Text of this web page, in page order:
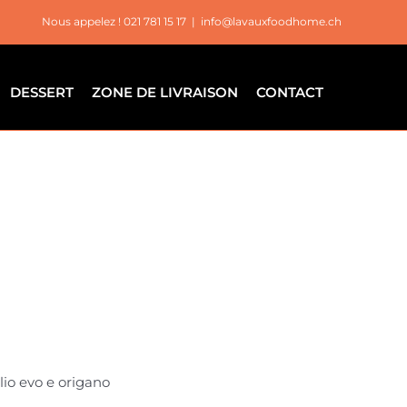
Nous appelez ! 021 781 15 17 | info@lavauxfoodhome.ch
DESSERT ZONE DE LIVRAISON CONTACT
evo e origano